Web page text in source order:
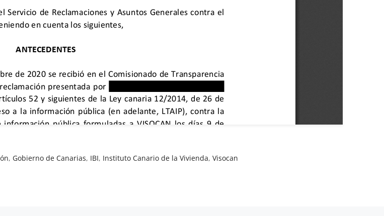
, Gobierno de Canarias, IBI, Instituto Canario de la Vivienda,Visocan